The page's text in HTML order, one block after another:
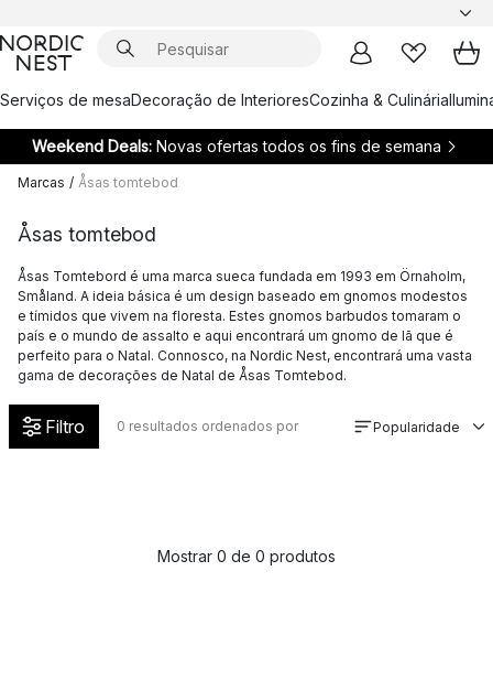
Serviços de mesaDecoração de InterioresCozinha & Culinária
Weekend Deals: Novas ofertas todos os fins de semana
Marcas / Åsas tomtebod
Åsas tomtebod
Åsas Tomtebord é uma marca sueca fundada em 1993 em Örnaholm,
Småland. A ideia básica é um design baseado em gnomos modestos
e tímidos que vivem na floresta. Estes gnomos barbudos tomaram o
país e o mundo de assalto e aqui encontrará um gnomo de lã que é
perfeito para o Natal. Connosco, na Nordic Nest, encontrará uma vasta
gama de decorações de Natal de Åsas Tomtebod.
Filtro 0 resultados ordenados por Popularidade
Mostrar 0 de 0 produtos